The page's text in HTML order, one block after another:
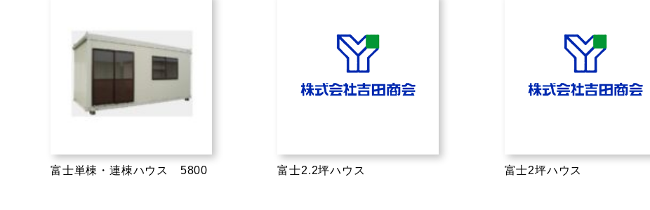
富士単棟・連棟ハウス 5800 富士2.2坪ハウス 富士2坪ハウス